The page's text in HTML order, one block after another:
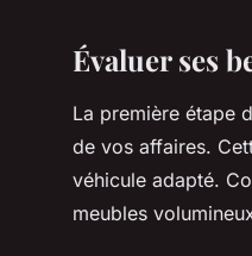
Évaluer ses
La première étape
de vos affaires.
véhicule adapté.
meubles